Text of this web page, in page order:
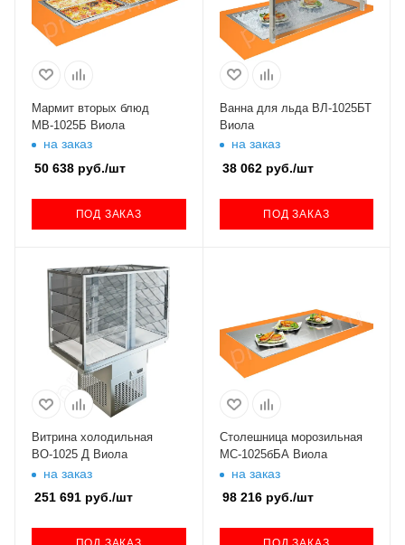
Мармит вторых блюд
МВ-1025Б Виола
на заказ
50 638 руб./шт
ПОД ЗАКАЗ
Ванна для льда ВЛ-1025БТ
Виола
на заказ
38 062руб./шт
ПОД ЗАКАЗ
Витрина холодильная
ВО-1025 Д Виола
на заказ
251 691 руб./шт
Столешница морозильная
МС-1025бБА Виола
на заказ
98 216руб./шт